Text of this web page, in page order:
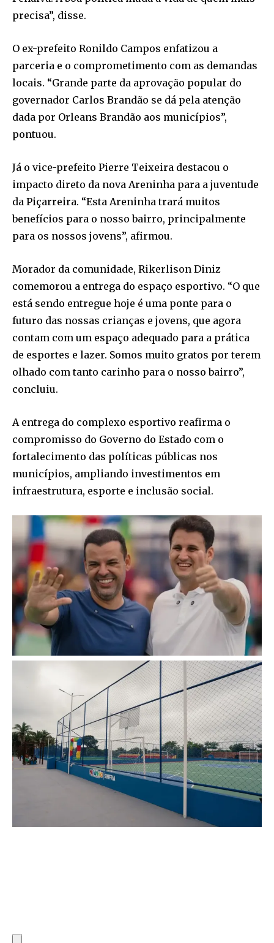
precisa”, disse.
O ex-prefeito Ronildo Campos enfatizou a
parceria e o comprometimento com as demandas
locais. “Grande parte da aprovação popular do
governador Carlos Brandão se dá pela atenção
dada por Orleans Brandão aos municípios”,
pontuou.
Já o vice-prefeito Pierre Teixeira destacou o
impacto direto da nova Areninha para a juventude
da Piçarreira. “Esta Areninha trará muitos
benefícios para o nosso bairro, principalmente
para os nossos jovens”, afirmou.
Morador da comunidade, Rikerlison Diniz
comemorou a entrega do espaço esportivo. “O que
está sendo entregue hoje é uma ponte para o
futuro das nossas crianças e jovens, que agora
contam com um espaço adequado para a prática
de esportes e lazer. Somos muito gratos por terem
olhado com tanto carinho para o nosso bairro”,
concluiu.
A entrega do complexo esportivo reafirma o
compromisso do Governo do Estado com o
fortalecimento das políticas públicas nos
municípios, ampliando investimentos em
infraestrutura, esporte e inclusão social.